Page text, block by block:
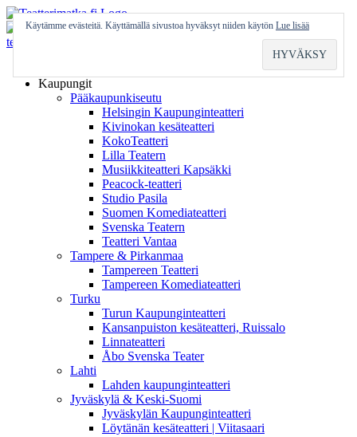
Skip
to
content
Kaupungit
Pääkaupunkiseutu
Helsingin Kaupunginteatteri
Kivinokan kesäteatteri
KokoTeatteri
Lilla Teatern
Musiikkiteatteri Kapsäkki
Peacock-teatteri
Studio Pasila
Suomen Komediateatteri
Svenska Teatern
Teatteri Vantaa
Tampere & Pirkanmaa
Tampereen Teatteri
Tampereen Komediateatteri
Turku
Turun Kaupunginteatteri
Kansanpuiston kesäteatteri, Ruissalo
Linnateatteri
Åbo Svenska Teater
Lahti
Lahden kaupunginteatteri
Jyväskylä & Keski-Suomi
Jyväskylän Kaupunginteatteri
Löytänän kesäteatteri | Viitasaari
Käytämme evästeitä. Käyttämällä sivustoa hyväksyt niiden käytön Lue lisää